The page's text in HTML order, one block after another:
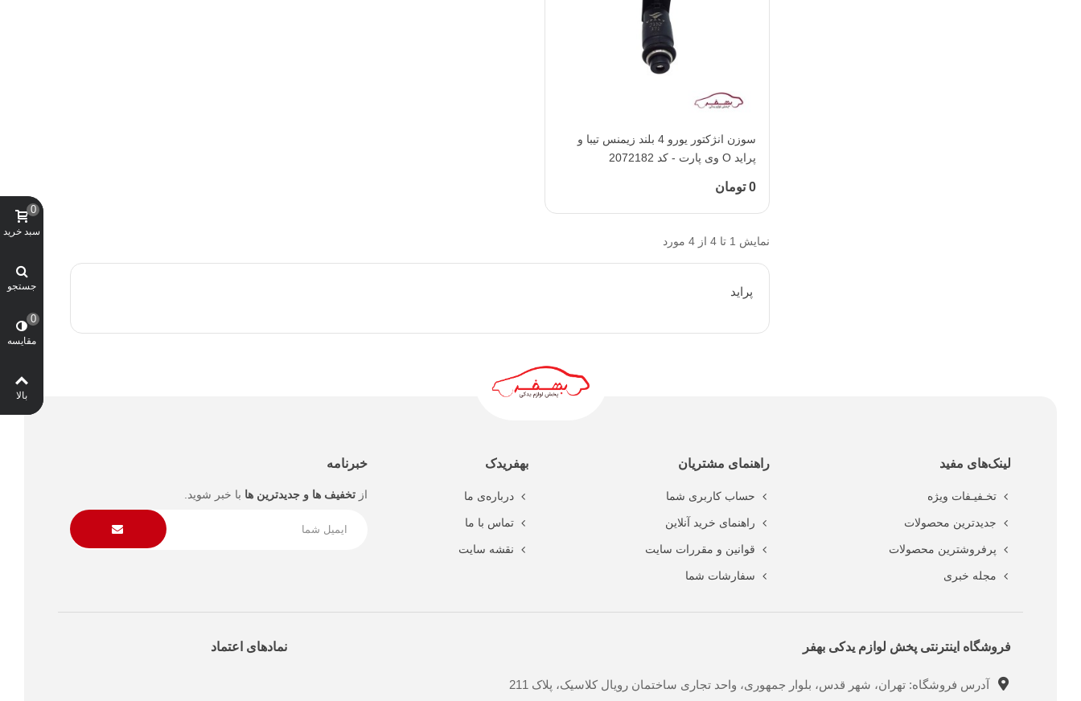
افزودن به محبوب‌ها
سوزن انژکتور یورو 4 بلند زیمنس تیبا و
پراید O وی پارت - کد 2072182
0 تومان
نمایش 1 تا 4 از 4 مورد
پرايد
لینک‌های مفید
تخـفیـفات ویژه
جدیدترین محصولات
پرفروشترین محصولات
مجله خبری
راهنمای مشتریان
حساب کاربری شما
راهنمای خرید آنلاین
قوانین و مقررات سایت
سفارشات شما
بهفریدک
درباره‌ی ما
تماس با ما
نقشه سایت
خبرنامه
از تخفیف ها و جدیدترین ها با خبر شوید.
فروشگاه اینترنتی پخش لوازم یدکی بهفر
آدرس فروشگاه: تهران، شهر قدس، بلوار جمهوری، واحد تجاری ساختمان رویال کلاسیک، پلاک 211
نمادهای اعتماد
سبد خرید
0
جستجو
مقایسه
0
بالا